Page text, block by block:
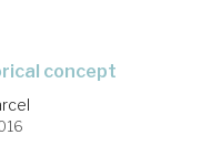
concept